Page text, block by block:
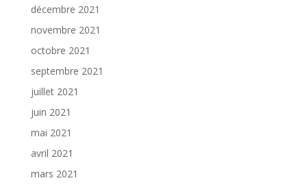
décembre 2021
novembre 2021
octobre 2021
septembre 2021
juillet 2021
juin 2021
mai 2021
avril 2021
mars 2021